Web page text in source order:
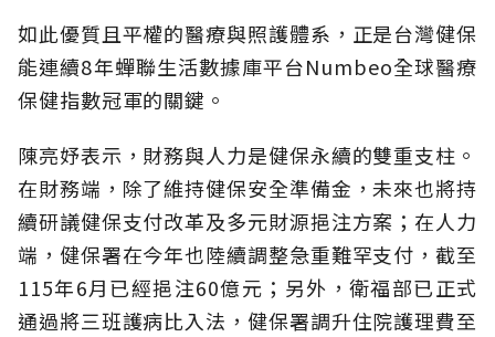
如此優質且平權的醫療與照護體系，正是台灣健保
能連續8年蟬聯生活數據庫平台Numbeo全球醫療
保健指數冠軍的關鍵。
陳亮妤表示，財務與人力是健保永續的雙重支柱。
在財務端，除了維持健保安全準備金，未來也將持
續研議健保支付改革及多元財源挹注方案；在人力
端，健保署在今年也陸續調整急重難罕支付，截至
115年6月已經挹注60億元；另外，衛福部已正式
通過將三班護病比入法，健保署調升住院護理費至